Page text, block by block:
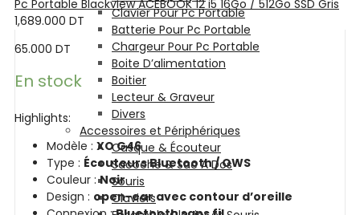
Clavier Pour Pc Portable
Batterie Pour Pc Portable
Chargeur Pour Pc Portable
Boite D’alimentation
Boitier
Lecteur & Graveur
Divers
Accessoires et Périphériques
Casque & Écouteur
Sacoche & Sac A Dos
Souris
Claviers
Pc Portable Blackview ACEBOOK 12 i5 16Go / 512Go SSD Gris
1,689.000 DT
65.000 DT
En stock
Highlights:
Modèle : XO G46
Type : Écouteurs Bluetooth / OWS
Couleur :Noir
Design : open-ear avec contour d’oreille